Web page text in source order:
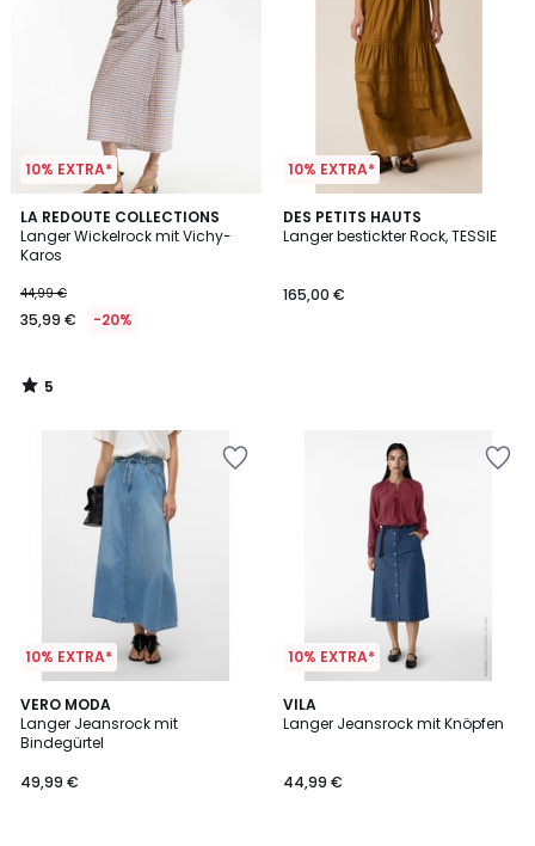
10% EXTRA*
LA REDOUTE COLLECTIONS
Langer Wickelrock mit Vichy-
Karos
44,99 €
35,99 € -20%
5
/
5
5
/
10% EXTRA*
DES PETITS HAUTS
Langer bestickter Rock, TESSIE
165,00 €
10% EXTRA*
VERO MODA
Langer Jeansrock mit
Bindegürtel
49,99 €
3
/
5
10% EXTRA*
VILA
Langer Jeansrock mit Knöpfen
44,99 €